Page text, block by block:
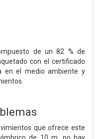
de un 82 % de
con el certificado
en el medio ambiente y
que ofrece este
de 10 m, no hay